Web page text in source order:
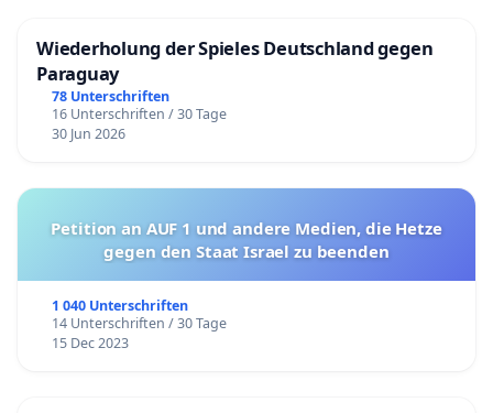
Wiederholung der Spieles Deutschland gegen
Paraguay
78 Unterschriften
16 Unterschriften / 30 Tage
30 Jun 2026
Petition an AUF 1 und andere Medien, die Hetze
gegen den Staat Israel zu beenden
1 040 Unterschriften
14 Unterschriften / 30 Tage
15 Dec 2023